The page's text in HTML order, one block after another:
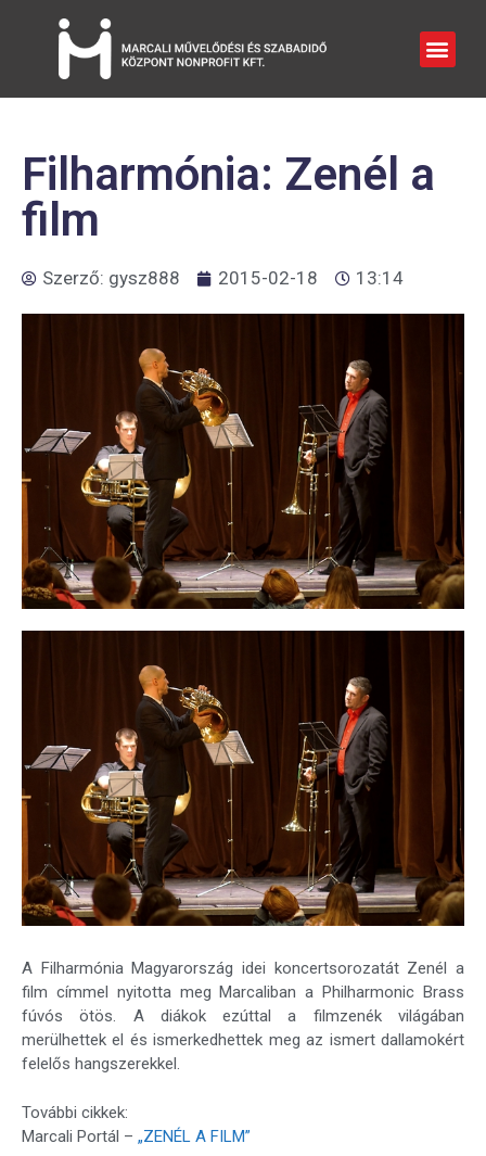
Filharmónia: Zenél a
film
Szerző: gysz888 2015-02-18 13:14
A Filharmónia Magyarország idei koncertsorozatát Zenél a
film címmel nyitotta meg Marcaliban a Philharmonic Brass
fúvós ötös. A diákok ezúttal a filmzenék világában
merülhettek el és ismerkedhettek meg az ismert dallamokért
felelős hangszerekkel.
További cikkek:
Marcali Portál – „ZENÉL A FILM”